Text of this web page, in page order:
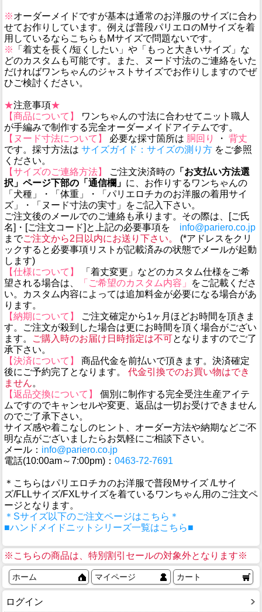
※オーダーメイドですが基本は通常のお洋服のサイズに合わ
せてお作りしています。例えば普段パリエロのMサイズを着
用しているならこちらもMサイズで問題ないです。
※
「着丈を長く/短くしたい」や「もっと大きいサイズ」な
どのカスタムも可能です。また、ヌード寸法のご連絡をいた
だければワンちゃんのジャストサイズでお作りしますのでぜ
ひご検討ください。
★注意事項★
【商品について】
ワンちゃんの寸法に合わせてニット職人
が手編みで制作する完全オーダーメイドアイテムです。
【ヌード寸法について】
必要な採寸箇所は 胴回り ・ 背丈
です。採寸方法は サイズガイド：サイズの測り方 をご参照
ください。
【サイズのご連絡方法】
ご注文決済時の 「お支払い方法選
択」ページ下部の「通信欄」 に、お作りするワンちゃんの
「犬種」・「体重」・「パリエロチカのお洋服の着用サイ
ズ」・「ヌード寸法の実寸」をご記入下さい。
ご注文後のメールでのご連絡も承ります。その際は、[ご氏
名]・[ご注文コード]と上記の必要事項を info@pariero.co.jp
までご注文から2日以内にお送り下さい。
(*アドレスをクリ
ックすると必要事項リストが記載済みの状態でメールが起動
します)
【仕様について】
「着丈変更」などのカスタム仕様をご希
望される場合は、
「ご希望のカスタム内容」
をご記載くださ
い。カスタム内容によっては追加料金が必要になる場合があ
ります。
【納期について】
ご注文確定から1ヶ月ほどお時間を頂きま
す。ご注文が殺到した場合は更にお時間を頂く場合がござい
ます。
ご購入時のお届け日時指定は不可となりますのでご了
承下さい。
【決済について】
商品代金を前払いで頂きます。決済確定
後にご予約完了となります。 代金引換でのお買い物はでき
ません。
【返品交換について】
個別に制作する完全受注生産アイテ
ムですのでキャンセルや変更、返品は一切お受けできません
のでご了承下さい。
サイズ感や着こなしのヒント、オーダー方法や納期などご不
明な点がございましたらお気軽にご相談下さい。
メール： info@pariero.co.jp
電話(10:00am～7:00pm)： 0463-72-7691
＊こちらはパリエロチカのお洋服で普段Mサイズ /Lサイ
ズ/FLLサイズ/FXLサイズを着ているワンちゃん用のご注文ペ
ージとなります。
＊Sサイズ以下のご注文ページはこちら＊
■ハンドメイドニットシリーズ一覧はこちら■
※こちらの商品は、特別割引セールの対象外となります※
ホーム マイページ カート
ログイン